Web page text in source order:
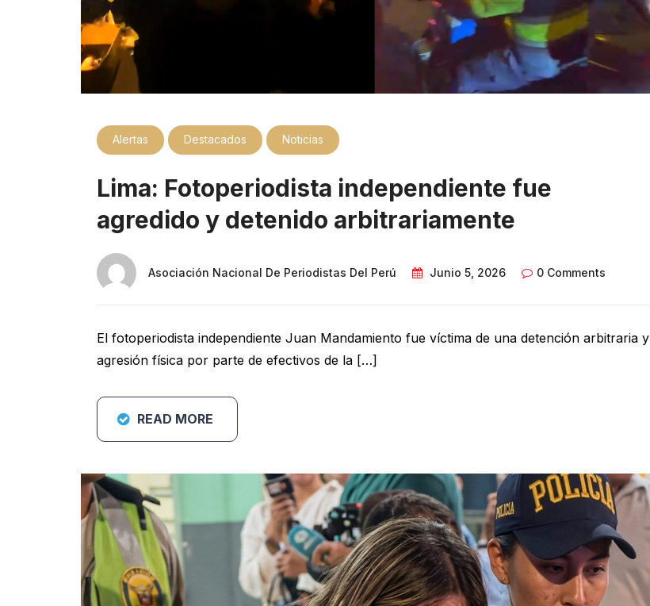
Alertas Destacados Noticias
Lima: Fotoperiodista independiente fue
agredido y detenido arbitrariamente
Asociación Nacional De Periodistas Del Perú Junio 5, 2026 0 Comments
El fotoperiodista independiente Juan Mandamiento fue víctima de una detención arbitraria y
agresión física por parte de efectivos de la […]
READ MORE